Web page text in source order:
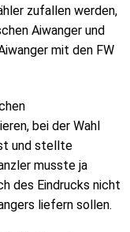
zufallen werden,
Aiwanger und
mit den FW
bei der Wahl
und stellte
musste ja
des Eindrucks nicht
liefern sollen.